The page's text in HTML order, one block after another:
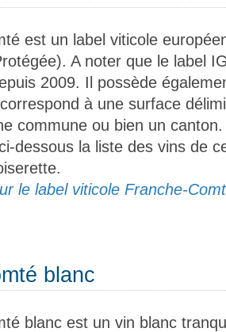
est un label viticole
A noter que le label
2009. Il possède
à une surface
commune ou bien un canton.
dessous la liste des vins de
le label viticole Franche-
blanc
blanc est un vin blanc